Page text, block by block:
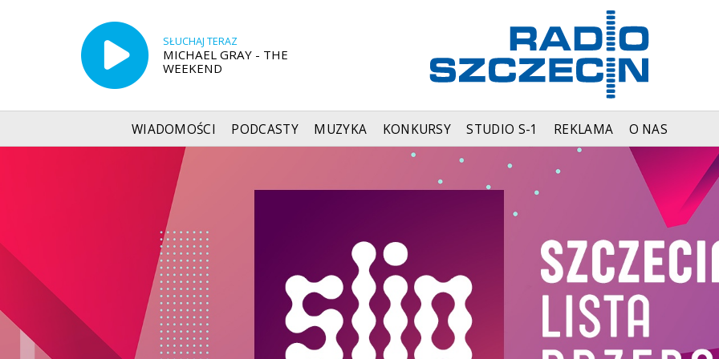
SŁUCHAJ TERAZ
MICHAEL GRAY - THE
WEEKEND
WIADOMOŚCI PODCASTY MUZYKA KONKURSY STUDIO S-1 REKLAMA O NAS